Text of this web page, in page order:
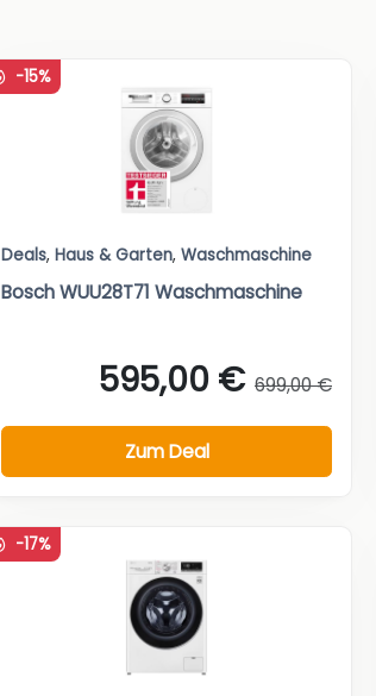
-15%
Deals, Haus & Garten, Waschmaschine
Bosch WUU28T71 Waschmaschine
595,00 € 699,00 €
Zum Deal
-17%